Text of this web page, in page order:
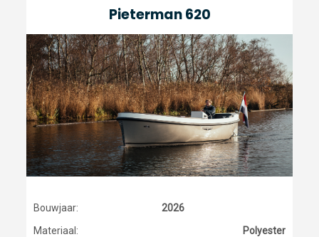
Pieterman 620
Bouwjaar:
2026
Materiaal:
Polyester